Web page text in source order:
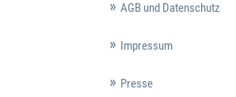
AGB und Datenschutz
Impressum
Presse